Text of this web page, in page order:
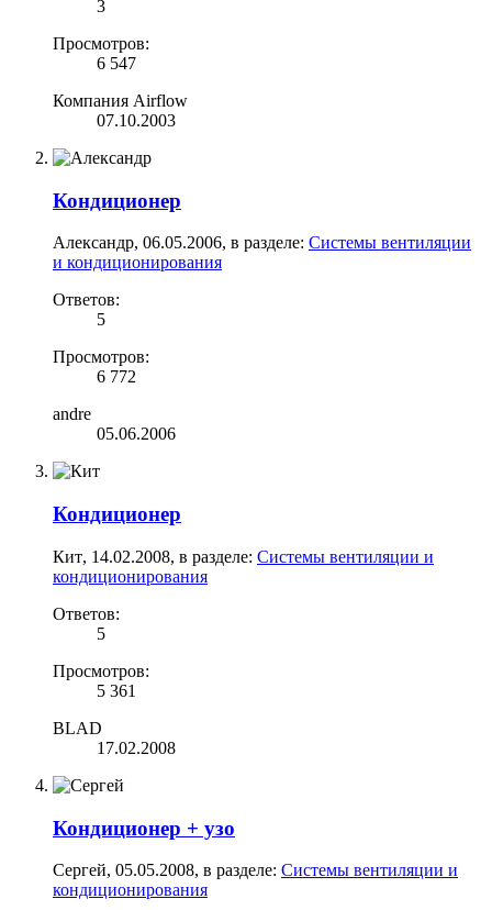
3
Просмотров:
6 547
Компания Airflow
07.10.2003
Кондиционер
Александр, 06.05.2006, в разделе: Системы вентиляции
и кондиционирования
Ответов:
5
Просмотров:
6 772
andre
05.06.2006
Кондиционер
Кит, 14.02.2008, в разделе: Системы вентиляции и
кондиционирования
Ответов:
5
Просмотров:
5 361
BLAD
17.02.2008
Кондиционер + узо
Сергей, 05.05.2008, в разделе: Системы вентиляции и
кондиционирования